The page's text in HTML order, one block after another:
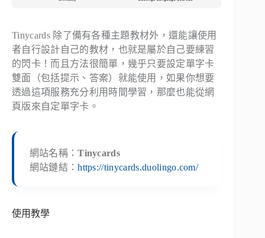
Tinycards 除了備有各種主題教材外，還能讓使用
者自行設計自己的教材，也就是屬於自己要練習
的閃卡！而且方法很簡單，幾乎只要設定單字卡
雙面（包括提示、答案）就能使用，如果你想要
透過這項服務充分利用時間學習，那麼也能從網
頁版來自定單字卡。
網站名稱：Tinycards
網站鏈結：https://tinycards.duolingo.com/
使用教學